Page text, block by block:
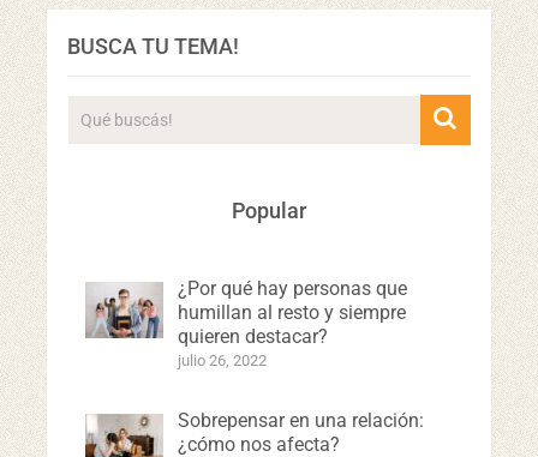
BUSCA TU TEMA!
Popular
¿Por qué hay personas que
humillan al resto y siempre
quieren destacar?
julio 26, 2022
Sobrepensar en una relación:
¿cómo nos afecta?